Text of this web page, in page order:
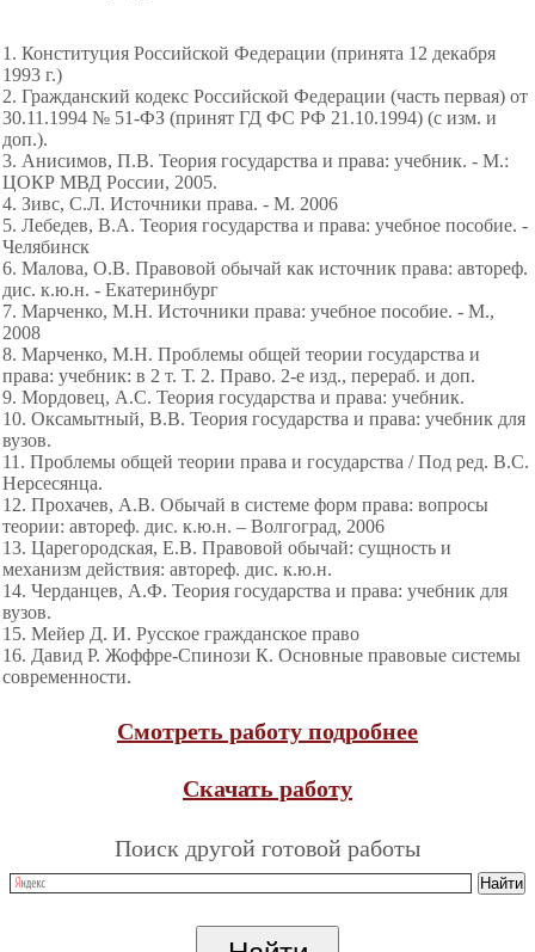
1. Конституция Российской Федерации (принята 12 декабря
1993 г.)
2. Гражданский кодекс Российской Федерации (часть первая) от
30.11.1994 № 51-ФЗ (принят ГД ФС РФ 21.10.1994) (с изм. и
доп.).
3. Анисимов, П.В. Теория государства и права: учебник. - М.:
ЦОКР МВД России, 2005.
4. Зивс, С.Л. Источники права. - М. 2006
5. Лебедев, В.А. Теория государства и права: учебное пособие. -
Челябинск
6. Малова, О.В. Правовой обычай как источник права: автореф.
дис. к.ю.н. - Екатеринбург
7. Марченко, М.Н. Источники права: учебное пособие. - М.,
2008
8. Марченко, М.Н. Проблемы общей теории государства и
права: учебник: в 2 т. Т. 2. Право. 2-е изд., перераб. и доп.
9. Мордовец, А.С. Теория государства и права: учебник.
10. Оксамытный, В.В. Теория государства и права: учебник для
вузов.
11. Проблемы общей теории права и государства / Под ред. В.С.
Нерсесянца.
12. Прохачев, А.В. Обычай в системе форм права: вопросы
теории: автореф. дис. к.ю.н. – Волгоград, 2006
13. Царегородская, Е.В. Правовой обычай: сущность и
механизм действия: автореф. дис. к.ю.н.
14. Черданцев, А.Ф. Теория государства и права: учебник для
вузов.
15. Мейер Д. И. Русское гражданское право
16. Давид Р. Жоффре-Спинози К. Основные правовые системы
современности.
Смотреть работу подробнее
Скачать работу
Поиск другой готовой работы